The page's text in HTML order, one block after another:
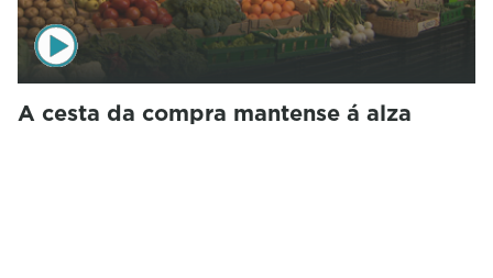
A cesta da compra mantense á alza